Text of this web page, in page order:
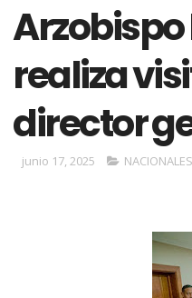
Arzobispo
realiza
director
junio 17, 2025 NACIONALES